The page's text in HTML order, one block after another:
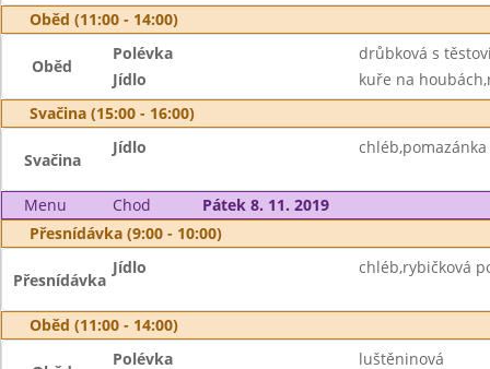
Oběd (11:00 - 14:00)
Oběd
Polévka
drůbková s
Jídlo
kuře na
Svačina (15:00 - 16:00)
Svačina
Jídlo
Menu Chod
Pátek 8. 11. 2019
Přesnídávka (9:00 - 10:00)
Přesnídávka
Jídlo chléb,rybičková
Oběd (11:00 - 14:00)
Polévka
luštěninová